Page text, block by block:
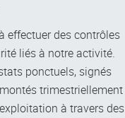
effectuer des contrôles
liés à notre activité.
ponctuels, signés
trimestriellement
à travers des